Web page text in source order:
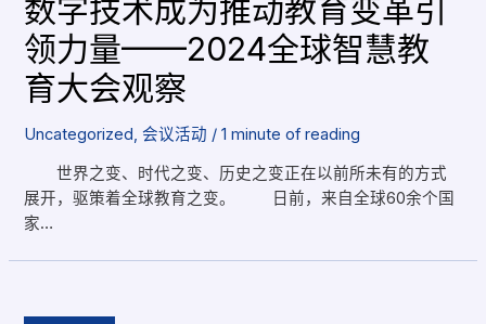
数字技术成为推动教育变革引
领力量——2024全球智慧教
育大会观察
Uncategorized,会议活动 /1 minute of reading
世界之变、时代之变、历史之变正在以前所未有的方式
展开，驱策着全球教育之变。 日前，来自全球60余个国
家…